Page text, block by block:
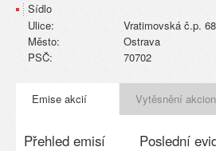
Sídlo
Ulice:
Vratimovská č.p.
Město:
Ostrava
PSČ:
70702
Emise akcií Vytěsnění
Přehled emisí Poslední